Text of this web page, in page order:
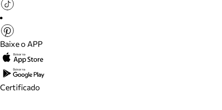
Baixe o APP
Certificado